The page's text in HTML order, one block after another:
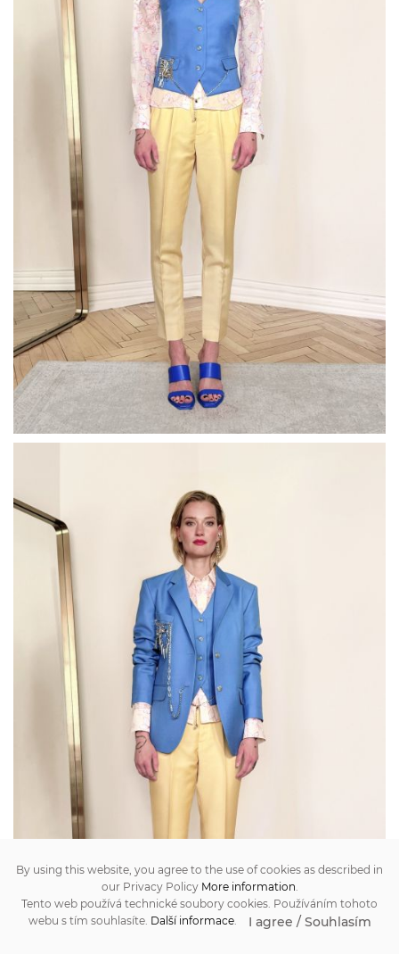
By using this website, you agree to the use of cookies as described in
our Privacy Policy More information.
Tento web používá technické soubory cookies. Používáním tohoto
webu s tím souhlasíte. Další informace. I agree / Souhlasím